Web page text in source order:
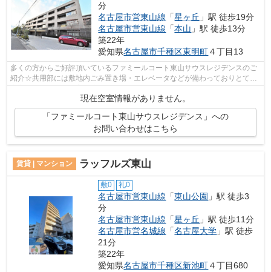
分
名古屋市営東山線 「星ヶ丘 」駅 徒歩19分
名古屋市営東山線 「本山 」駅 徒歩13分
築22年
愛知県名古屋市千種区東明町４丁目13
多くの方からご好評頂いているファミールコート東山サウスレジデンスのご
紹介☆共用部には敷地内ごみ置き場・エレベータなどが備わっておりとても
現在空室情報がありません。
「ファミールコート東山サウスレジデンス」への
お問い合わせはこちら
賃貸 | マンション ラッフルズ東山
敷0 礼0
名古屋市営東山線 「東山公園 」駅 徒歩3
分
名古屋市営東山線 「星ヶ丘 」駅 徒歩11分
名古屋市営名城線 「名古屋大学 」駅 徒歩
21分
築22年
愛知県名古屋市千種区新池町４丁目680